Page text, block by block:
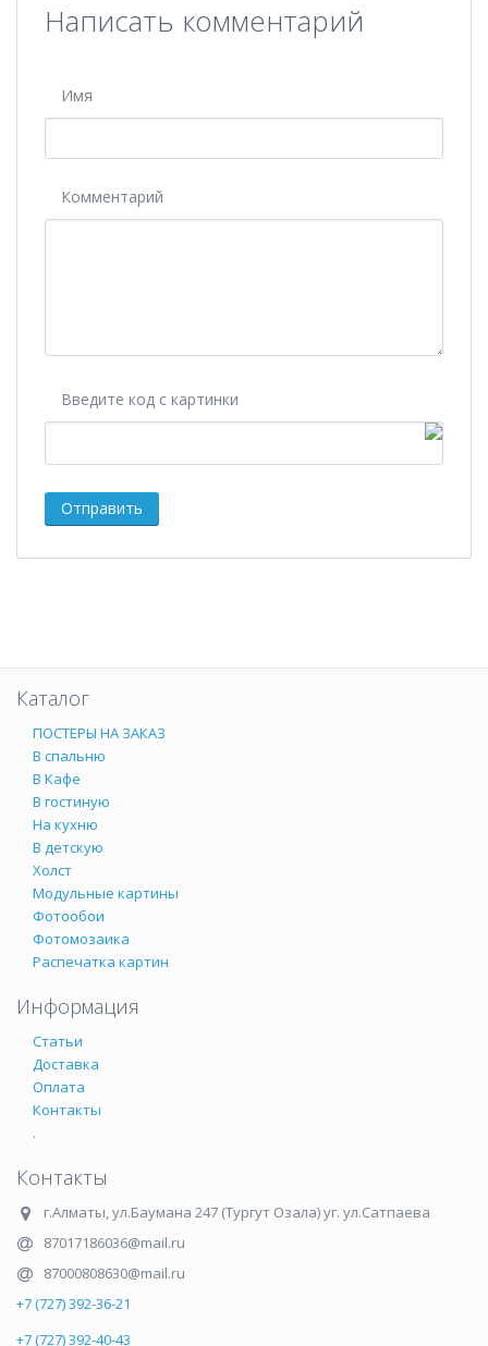
Написать комментарий
Имя
Комментарий
Введите код с картинки
Каталог
ПОСТЕРЫ НА ЗАКАЗ
В спальню
В Кафе
В гостиную
На кухню
В детскую
Холст
Модульные картины
Фотообои
Фотомозаика
Распечатка картин
Информация
Статьи
Доставка
Оплата
Контакты
.
Контакты
г.Алматы,ул.Баумана 247 (Тургут Озала) уг. ул.Сатпаева
87017186036@mail.ru
87000808630@mail.ru
+7 (727) 392-36-21
+7 (727) 392-40-43